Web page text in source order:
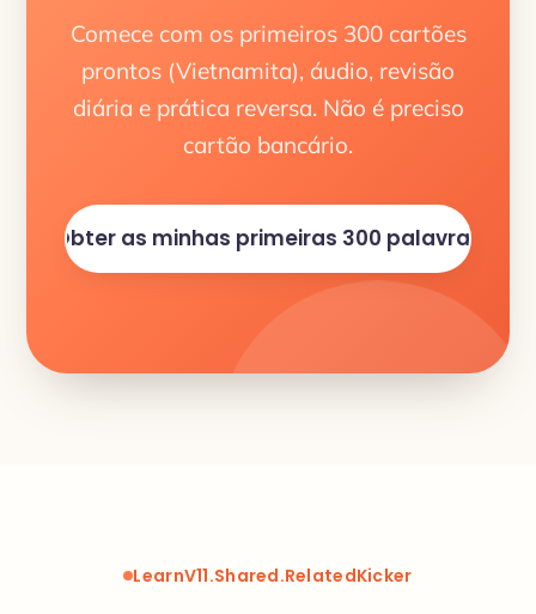
Comece com os primeiros 300 cartões
prontos (Vietnamita), áudio, revisão
diária e prática reversa. Não é preciso
cartão bancário.
Obter as minhas primeiras 300 palavras
LearnV11.Shared.RelatedKicker